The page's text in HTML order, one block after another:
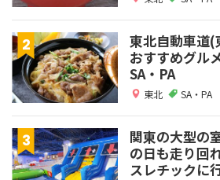
東北自動車道
おすすめグル
SA・PA
東北 SA・PA
関東の大型の
の日も走り回
スレチックに